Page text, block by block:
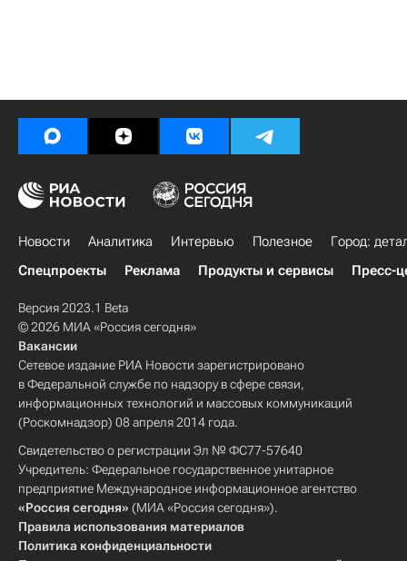
Новости Аналитика Интервью Полезное
Город:
Спецпроекты
Реклама Продукты и сервисы Пресс-
Версия 2023.1 Beta
© 2026 МИА «Россия сегодня»
Вакансии
Сетевое издание РИА Новости зарегистрировано
в Федеральной службе по надзору в сфере связи,
информационных технологий и массовых коммуникаций
(Роскомнадзор) 08 апреля 2014 года.
Свидетельство о регистрации Эл № ФС77-57640
Учредитель: Федеральное государственное унитарное
предприятие Международное информационное агентство
«Россия сегодня» (МИА «Россия сегодня»).
Правила использования материалов
Политика конфиденциальности